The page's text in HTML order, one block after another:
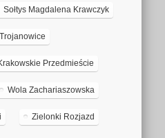
Sołtys Magdalena Krawczyk
Trojanowice
Przedmieście
Wola Zachariaszowska
Zielonki Rozjazd